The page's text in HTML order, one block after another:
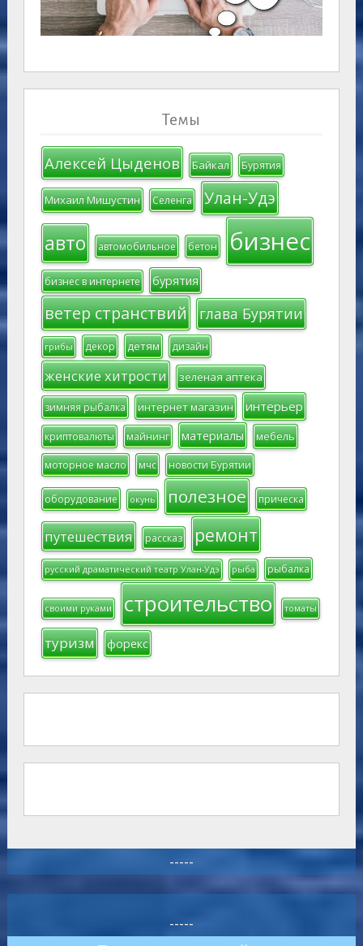
Темы
Алексей Цыденов Байкал Бурятия
Михаил Мишустин Селенга Улан-Удэ
авто автомобильное бетон бизнес
бизнес в интернете бурятия
ветер странствий глава Бурятии
грибы декор детям дизайн
женские хитрости зеленая аптека
зимняя рыбалка интернет магазин интерьер
криптовалюты майнинг материалы мебель
моторное масло мчс новости Бурятии
оборудование окунь полезное прическа
путешествия рассказ ремонт
русский драматический театр Улан-Удэ рыба рыбалка
своими руками строительство томаты
туризм форекс
-----
-----